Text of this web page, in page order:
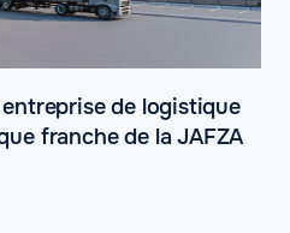
de logistique
franche de la JAFZA